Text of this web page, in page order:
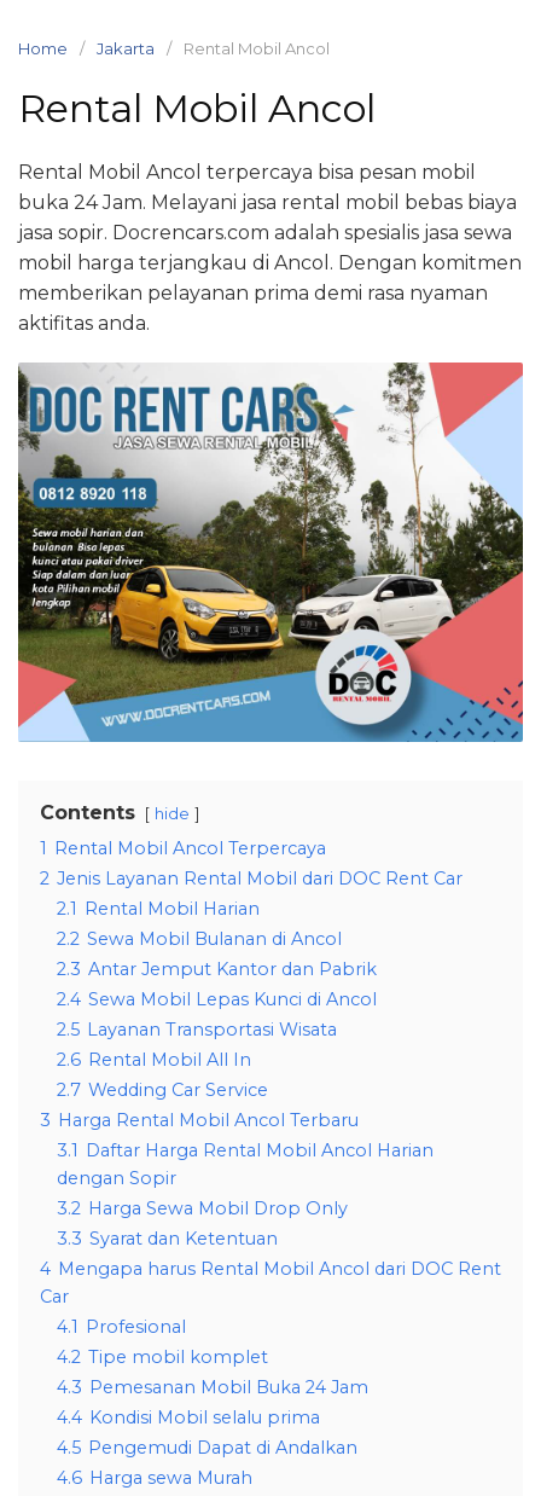
Home Jakarta Rental Mobil Ancol
Rental Mobil Ancol
Rental Mobil Ancol terpercaya bisa pesan mobil
buka 24 Jam. Melayani jasa rental mobil bebas biaya
jasa sopir. Docrencars.com adalah spesialis jasa sewa
mobil harga terjangkau di Ancol. Dengan komitmen
memberikan pelayanan prima demi rasa nyaman
aktifitas anda.
Contents hide
1 Rental Mobil Ancol Terpercaya
2 Jenis Layanan Rental Mobil dari DOC Rent Car
2.1 Rental Mobil Harian
2.2 Sewa Mobil Bulanan di Ancol
2.3 Antar Jemput Kantor dan Pabrik
2.4 Sewa Mobil Lepas Kunci di Ancol
2.5 Layanan Transportasi Wisata
2.6 Rental Mobil All In
2.7 Wedding Car Service
3 Harga Rental Mobil Ancol Terbaru
3.1 Daftar Harga Rental Mobil Ancol Harian
dengan Sopir
3.2 Harga Sewa Mobil Drop Only
3.3 Syarat dan Ketentuan
4 Mengapa harus Rental Mobil Ancol dari DOC Rent
Car
4.1 Profesional
4.2 Tipe mobil komplet
4.3 Pemesanan Mobil Buka 24 Jam
4.4 Kondisi Mobil selalu prima
4.5 Pengemudi Dapat di Andalkan
4.6 Harga sewa Murah